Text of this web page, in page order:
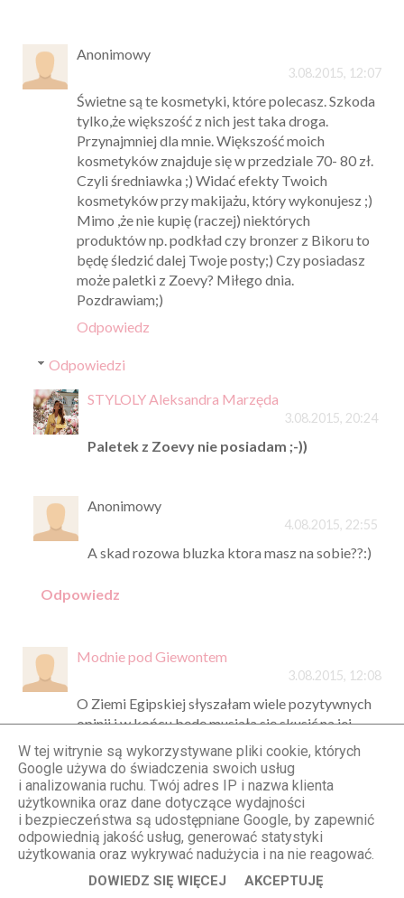
Anonimowy
3.08.2015, 12:07
Świetne są te kosmetyki, które polecasz. Szkoda
tylko,że większość z nich jest taka droga.
Przynajmniej dla mnie. Większość moich
kosmetyków znajduje się w przedziale 70- 80 zł.
Czyli średniawka ;) Widać efekty Twoich
kosmetyków przy makijażu, który wykonujesz ;)
Mimo ,że nie kupię (raczej) niektórych
produktów np. podkład czy bronzer z Bikoru to
będę śledzić dalej Twoje posty;) Czy posiadasz
może paletki z Zoevy? Miłego dnia.
Pozdrawiam;)
Odpowiedz
Odpowiedzi
STYLOLY Aleksandra Marzęda
3.08.2015, 20:24
Paletek z Zoevy nie posiadam ;-))
Anonimowy
4.08.2015, 22:55
A skad rozowa bluzka ktora masz na sobie??:)
Odpowiedz
Modnie pod Giewontem
3.08.2015, 12:08
O Ziemi Egipskiej słyszałam wiele pozytywnych
opinii i w końcu będę musiała się skusić na jej
zakup. pozdrawiamy gorącoz gór! :**
Odpowiedz
Anonimowy
3.08.2015, 12:11
Piszesz "Ewidentnie to hit kosmetyczny tego lata
W tej witrynie są wykorzystywane pliki cookie, których
Google używa do świadczenia swoich usług
i analizowania ruchu. Twój adres IP i nazwa klienta
użytkownika oraz dane dotyczące wydajności
i bezpieczeństwa są udostępniane Google, by zapewnić
odpowiednią jakość usług, generować statystyki
użytkowania oraz wykrywać nadużycia i na nie reagować.
DOWIEDZ SIĘ WIĘCEJ AKCEPTUJĘ